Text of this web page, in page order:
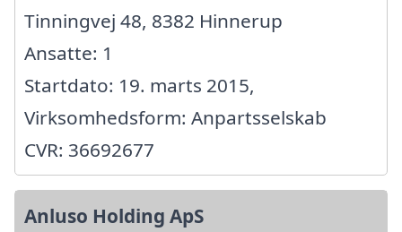
Tinningvej 48, 8382 Hinnerup
Ansatte: 1
Startdato: 19. marts 2015,
Virksomhedsform: Anpartsselskab
CVR: 36692677
Anluso Holding ApS